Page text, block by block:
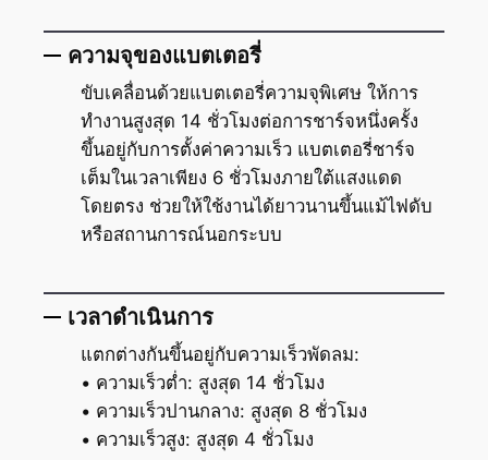
ความจุของแบตเตอรี่
ขับเคลื่อนด้วยแบตเตอรี่ความจุพิเศษ ให้การ
ทำงานสูงสุด 14 ชั่วโมงต่อการชาร์จหนึ่งครั้ง
ขึ้นอยู่กับการตั้งค่าความเร็ว แบตเตอรี่ชาร์จ
เต็มในเวลาเพียง 6 ชั่วโมงภายใต้แสงแดด
โดยตรง ช่วยให้ใช้งานได้ยาวนานขึ้นแม้ไฟดับ
หรือสถานการณ์นอกระบบ
เวลาดำเนินการ
แตกต่างกันขึ้นอยู่กับความเร็วพัดลม:
• ความเร็วต่ำ: สูงสุด 14 ชั่วโมง
• ความเร็วปานกลาง: สูงสุด 8 ชั่วโมง
• ความเร็วสูง: สูงสุด 4 ชั่วโมง